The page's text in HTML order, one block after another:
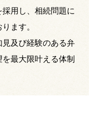
採用し、相続問題に
ます。
及び経験のある弁
最大限叶える体制